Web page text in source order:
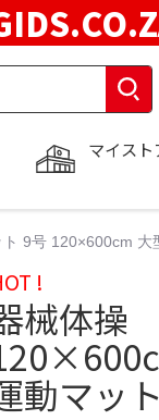
マイスト
9号 120×600cm 大
!
械体操
動マット